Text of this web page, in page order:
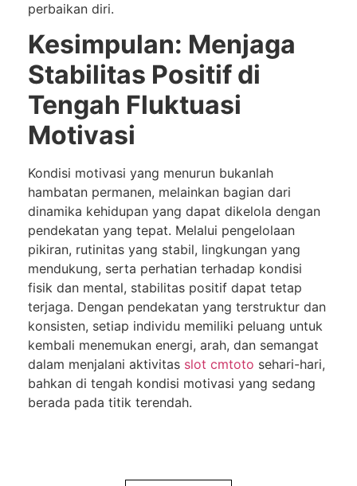
perbaikan diri.
Kesimpulan: Menjaga
Stabilitas Positif di
Tengah Fluktuasi
Motivasi
Kondisi motivasi yang menurun bukanlah
hambatan permanen, melainkan bagian dari
dinamika kehidupan yang dapat dikelola dengan
pendekatan yang tepat. Melalui pengelolaan
pikiran, rutinitas yang stabil, lingkungan yang
mendukung, serta perhatian terhadap kondisi
fisik dan mental, stabilitas positif dapat tetap
terjaga. Dengan pendekatan yang terstruktur dan
konsisten, setiap individu memiliki peluang untuk
kembali menemukan energi, arah, dan semangat
dalam menjalani aktivitas slot cmtoto sehari-hari,
bahkan di tengah kondisi motivasi yang sedang
berada pada titik terendah.